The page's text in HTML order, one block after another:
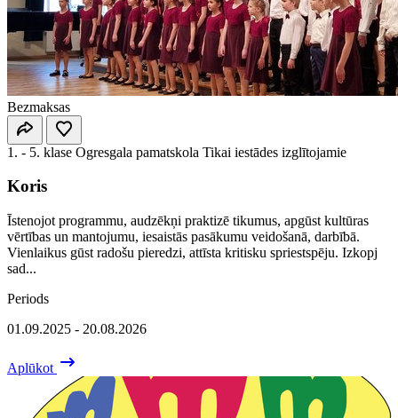
Bezmaksas
1. - 5. klase Ogresgala pamatskola Tikai iestādes izglītojamie
Koris
Īstenojot programmu, audzēkņi praktizē tikumus, apgūst kultūras
vērtības un mantojumu, iesaistās pasākumu veidošanā, darbībā.
Vienlaikus gūst radošu pieredzi, attīsta kritisku spriestspēju. Izkopj
sad...
Periods
01.09.2025 - 20.08.2026
Aplūkot